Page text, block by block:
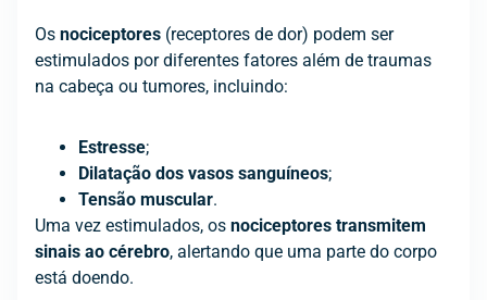
Os nociceptores (receptores de dor) podem ser
estimulados por diferentes fatores além de traumas
na cabeça ou tumores, incluindo:
Estresse;
Dilatação dos vasos sanguíneos;
Tensão muscular.
Uma vez estimulados, os nociceptores transmitem
sinais ao cérebro, alertando que uma parte do corpo
está doendo.